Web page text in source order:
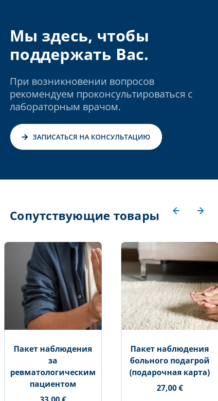
Мы здесь, чтобы
поддержать Вас.
При возникновении вопросов
рекомендуем проконсультироваться с
лабораторным врачом.
ЗАПИСАТЬСЯ НА КОНСУЛЬТАЦИЮ
Сопутствующие товары
Пакет наблюдения
за
ревматологическим
пациентом
Пакет наблюдения
больного подагрой
(подарочная карта)
27,00 €